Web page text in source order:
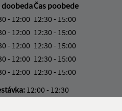
doobedaČas poobede
- 12:00 12:30 - 15:00
- 12:00 12:30 - 15:00
- 12:00 12:30 - 15:00
- 12:00 12:30 - 15:00
- 12:00 12:30 - 15:00
12:00 - 12:30